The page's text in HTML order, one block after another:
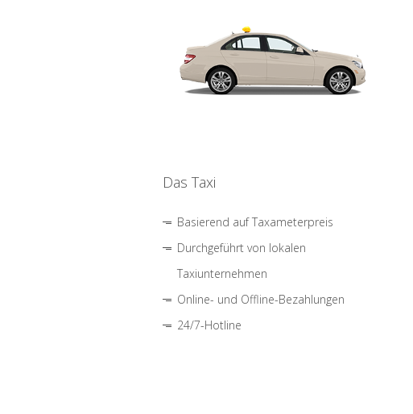
Das Taxi
Basierend auf Taxameterpreis
Durchgeführt von lokalen
Taxiunternehmen
Online- und Offline-Bezahlungen
24/7-Hotline